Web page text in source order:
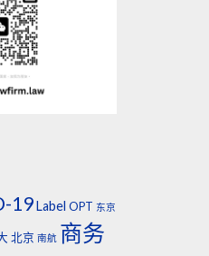
19 Label OPT 东京
北京 南航 商务